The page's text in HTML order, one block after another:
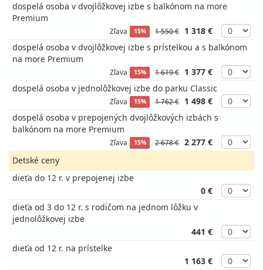
dospelá osoba v dvojlôžkovej izbe s balkónom na more
Premium
Zľava 15% 1 550 €
1 318 €
dospelá osoba v dvojlôžkovej izbe s prístelkou a s balkónom
na more Premium
Zľava 15% 1 619 €
1 377 €
dospelá osoba v jednolôžkovej izbe do parku Classic
Zľava 15% 1 762 €
1 498 €
dospelá osoba v prepojených dvojlôžkových izbách s
balkónom na more Premium
Zľava 15% 2 678 € 2 277 €
Detské ceny
dieťa do 12 r. v prepojenej izbe
0 €
dieťa od 3 do 12 r. s rodičom na jednom lôžku v
jednolôžkovej izbe
441 €
dieťa od 12 r. na prístelke
1 163 €